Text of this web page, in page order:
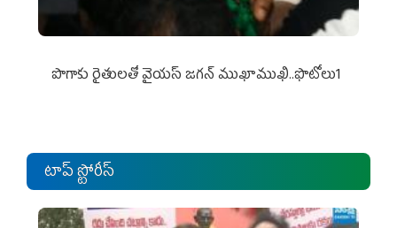
పొగాకు రైతుల‌తో వైయ‌స్ జ‌గ‌న్ ముఖాముఖి..ఫొటోలు1
టాప్ స్టోరీస్